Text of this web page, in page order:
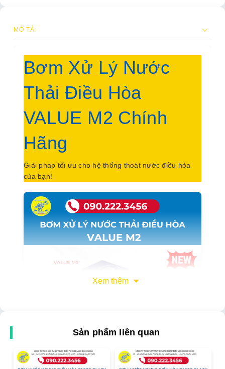
MÔ TẢ
Bơm Xử Lý Nước
Thải Điều Hòa
VALUE M2 Chính
Hãng
Giải pháp tối ưu cho hệ thống thoát nước điều hòa
của bạn!
Xem thêm
Sản phẩm liên quan